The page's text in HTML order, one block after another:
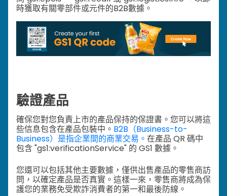
時獲取有關零部件或元件的B2B數據。
驗證產品
確保您對您負責上市的產品保持的保證書。您可以將這
些信息包含在產品包裝中。 B2B（Business-to-
Business）是指企業間的商業交易。 在產品 QR 碼中
包含 "gs1:verificationService" 的 GS1 數據。
您還可以包括其他主要數據，僅供出售產品的零售商訪
問，以確定產品是否真實。這樣一來，零售商將成為保
護您的業務免受欺詐消費者的第一和最後防線。